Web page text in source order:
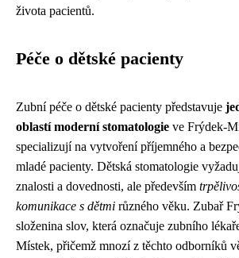
života pacientů.
Péče o dětské pacienty
Zubní péče o dětské pacienty představuje
oblastí moderní stomatologie ve Frýdek-
specializují na vytvoření příjemného a
mladé pacienty. Dětská stomatologie
znalosti a dovednosti, ale především
komunikace s dětmi různého věku. Zubař
složenina slov, která označuje zubního
Místek, přičemž mnozí z těchto odborníků